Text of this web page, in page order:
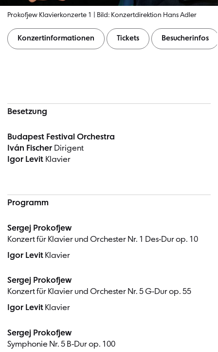
Prokofjew Klavierkonzerte 1 | Bild: Konzertdirektion Hans Adler
Konzertinformationen Tickets Besucherinfos
Besetzung
Budapest Festival Orchestra
Iván Fischer Dirigent
Igor Levit Klavier
Programm
Sergej Prokofjew
Konzert für Klavier und Orchester Nr. 1 Des-Dur op. 10
Igor Levit Klavier
Sergej Prokofjew
Konzert für Klavier und Orchester Nr. 5 G-Dur op. 55
Igor Levit Klavier
Sergej Prokofjew
Symphonie Nr. 5 B-Dur op. 100